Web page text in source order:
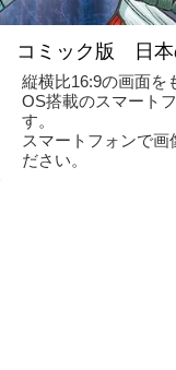
コミック版 日
縦横比16:9の画面を
OS搭載のスマート
す。
スマートフォンで画
ださい。